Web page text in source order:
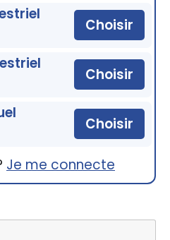
Choisir
Choisir
Choisir
Je me connecte